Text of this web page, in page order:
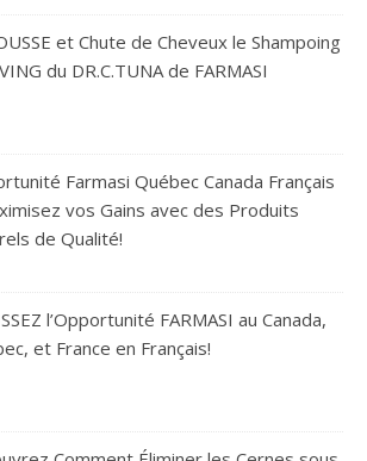
et Chute de Cheveux le Shampoing
du DR.C.TUNA de FARMASI
Farmasi Québec Canada Français
vos Gains avec des Produits
de Qualité!
l’Opportunité FARMASI au Canada,
et France en Français!